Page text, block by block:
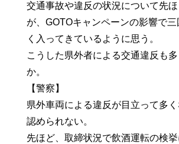
交通事故や違反の状況について先
が、GOTOキャンペーンの影響で
く入ってきているように思う。
こうした県外者による交通違反も
か。
【警察】
県外車両による違反が目立って多
認められない。
先ほど、取締状況で飲酒運転の検